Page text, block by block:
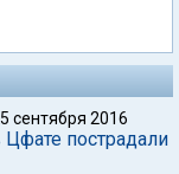
сентября 2016
пострадали